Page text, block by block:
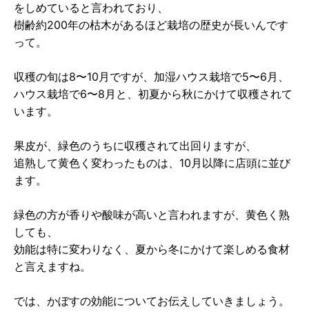
をしめていると言われており、
樹齢約200年の枯木があるほど栽培の歴史が長いんです
って。
収穫の旬は8〜10月ですが、加湿ハウス栽培で5〜6月、
ハウス栽培で6〜8月と、初夏から秋にかけて収穫されて
います。
果皮が、緑色のうちに収穫されて出回りますが、
追熟して黄色く変わったものは、10月以降に店頭に並び
ます。
緑色の方が香りや酸味が高いと言われますが、黄色く熟
しても、
効能は特に変わりなく、夏から冬にかけて楽しめる食材
と言えますね。
では、かぼすの効能についてお伝えしていきましょう。